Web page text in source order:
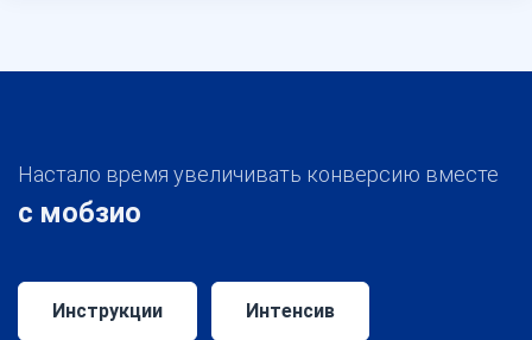
Настало время увеличивать конверсию вместе
с мобзио
Инструкции Интенсив